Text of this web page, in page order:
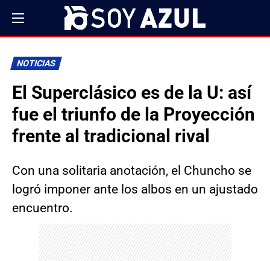
NOTICIAS
El Superclásico es de la U: así
fue el triunfo de la Proyección
frente al tradicional rival
Con una solitaria anotación, el Chuncho se
logró imponer ante los albos en un ajustado
encuentro.